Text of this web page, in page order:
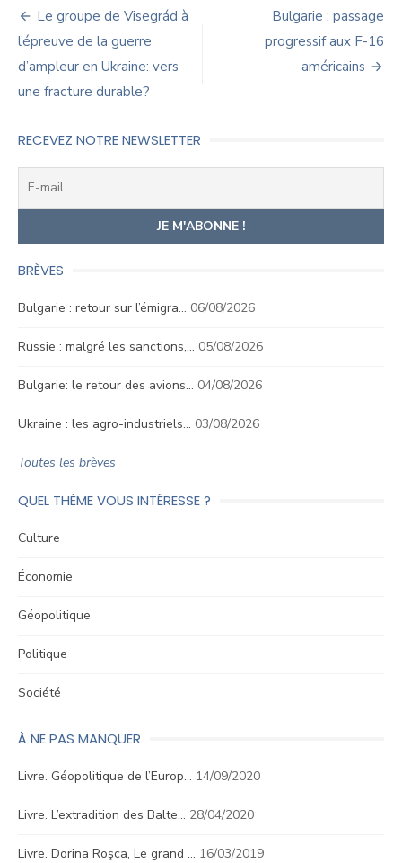
Navigation
de
l’article
Le groupe de Visegrád à
l’épreuve de la guerre
d’ampleur en Ukraine: vers
une fracture durable?
Bulgarie : passage
progressif aux F-16
américains
RECEVEZ NOTRE NEWSLETTER
BRÈVES
Bulgarie : retour sur l’émigra… 06/08/2026
Russie : malgré les sanctions,… 05/08/2026
Bulgarie: le retour des avions… 04/08/2026
Ukraine : les agro-industriels… 03/08/2026
Toutes les brèves
QUEL THÈME VOUS INTÉRESSE ?
Culture
Économie
Géopolitique
Politique
Société
À NE PAS MANQUER
Livre. Géopolitique de l’Europ… 14/09/2020
Livre. L’extradition des Balte… 28/04/2020
Livre. Dorina Roşca, Le grand … 16/03/2019